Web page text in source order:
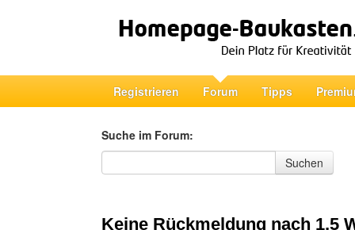
Registrieren Forum Tipps
Suche im Forum:
Suche im Forum
Suchen
Keine Rückmeldung nach 1,5